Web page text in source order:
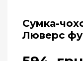
Сумка-
Люверс